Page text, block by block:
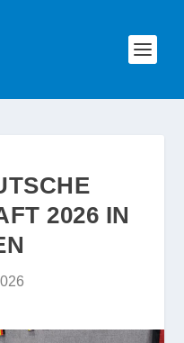
2026 IN